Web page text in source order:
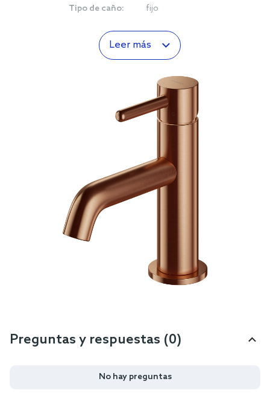
Tipo de caño: fijo
Leer más
Preguntas y respuestas (0)
No hay preguntas